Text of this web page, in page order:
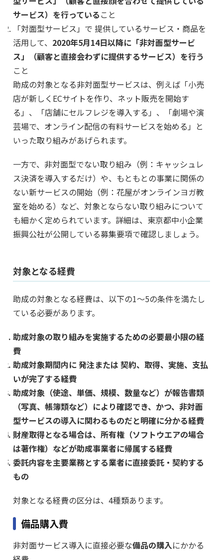
サービス）を行っている こと
「対面型サービス」で 提供しているサービス・商品を
活用して、 2020年5月14日以降に「非対面型サービ
ス」（顧客と直接会わずに提供するサービス）を行う
こと
助成の対象となる非対面型サービスは、例えば「小売
店が新しくECサイトを作り、ネット販売を開始す
る」、「店舗にセルフレジを導入する」、「劇場や演
芸場で、オンライン配信の有料サービスを始める」と
いった取り組みがあげられます。
一方で、非対面型でない取り組み（例：キャッシュレ
ス決済を導入するだけ）や、もともとの事業に関係の
ない新サービスの開始（例：花屋がオンラインヨガ教
室を始める）など、対象とならない取り組みについて
も細かく定められています。詳細は、東京都中小企業
振興公社が公開している募集要項で確認しましょう。
対象となる経費
助成の対象となる経費は、以下の1～5の条件を満たし
ている必要があります。
助成対象の取り組みを実施するための必要最小限の経
費
助成対象期間内に 発注または 契約、取得、実施、支払
いが完了する経費
助成対象（使途、単価、規模、数量など）が報告書類
（写真、帳簿類など）により確認でき、かつ、非対面
型サービスの導入に関わるものだと明確に分かる経費
財産取得となる場合は、所有権（ソフトウエアの場合
は著作権）などが助成事業者に帰属する経費
委託内容を主要業務とする業者に直接委託・契約する
もの
対象となる経費の区分は、4種類あります。
備品購入費
非対面サービス導入に直接必要な備品の購入にかかる